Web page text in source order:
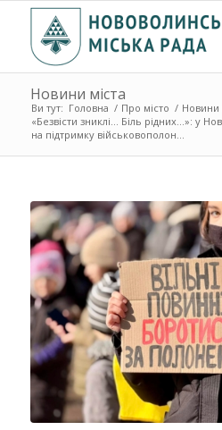
Новини міста
Ви тут: Головна / Про місто / Новини
«Безвісти зниклі… Біль рідних…»: у
на підтримку військовополон...